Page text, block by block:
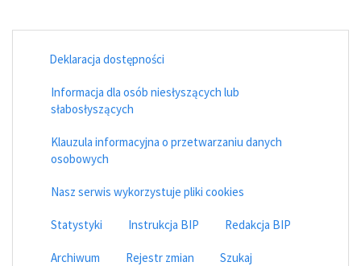
Deklaracja dostępności
Informacja dla osób niesłyszących lub
słabosłyszących
Klauzula informacyjna o przetwarzaniu danych
osobowych
Nasz serwis wykorzystuje pliki cookies
Statystyki Instrukcja BIP Redakcja BIP
Archiwum Rejestr zmian Szukaj